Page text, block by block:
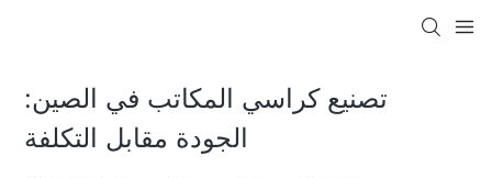
تصنيع كراسي المكاتب في الصين:
الجودة مقابل التكلفة